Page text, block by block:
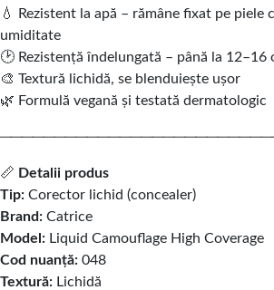
💧 Rezistent la apă – rămâne fixat pe piele
umiditate
🕑 Rezistență îndelungată – până la 12–16
🎨 Textură lichidă, se blenduiește ușor
🌿 Formulă vegană și testată dermatologic
📏 Detalii produs
Tip: Corector lichid (concealer)
Brand: Catrice
Model: Liquid Camouflage High Coverage
Cod nuanță: 048
Textură: Lichidă